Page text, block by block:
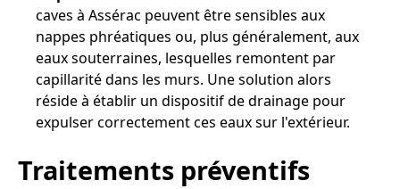
caves à Assérac peuvent être sensibles aux
nappes phréatiques ou, plus généralement, aux
eaux souterraines, lesquelles remontent par
capillarité dans les murs. Une solution alors
réside à établir un dispositif de drainage pour
expulser correctement ces eaux sur l'extérieur.
Traitements préventifs